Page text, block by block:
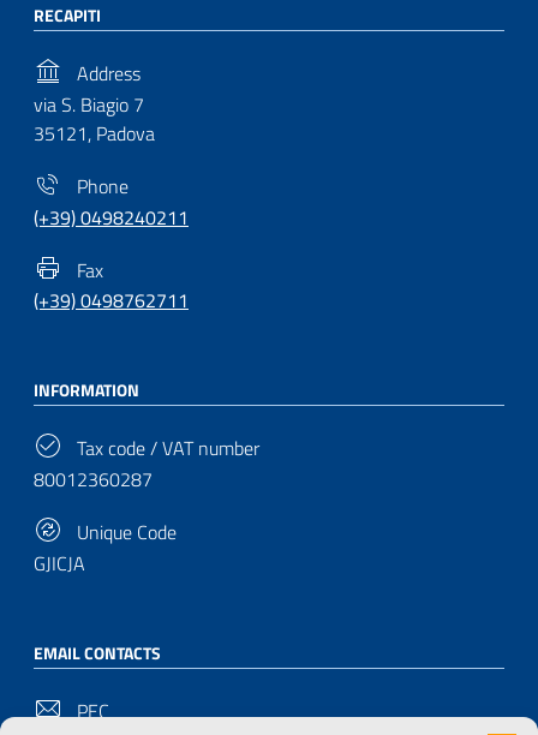
RECAPITI
Address
via S. Biagio 7
35121, Padova
Phone
(+39) 0498240211
Fax
(+39) 0498762711
INFORMATION
Tax code / VAT number
80012360287
Unique Code
GJICJA
EMAIL CONTACTS
PEC